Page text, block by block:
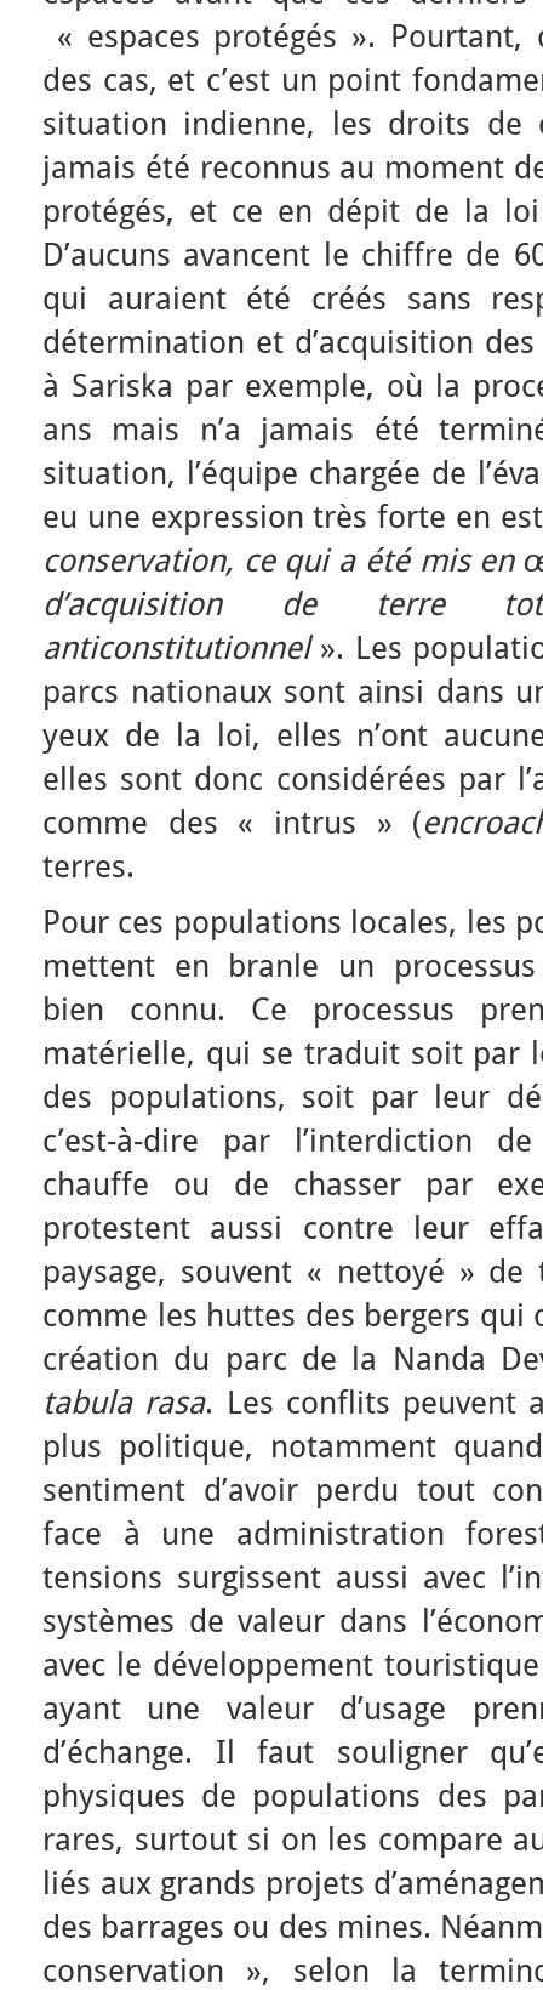
« espaces protégés ».
des cas, et c’est un point
situation indienne, les droits de
jamais été reconnus au moment
protégés, et ce en dépit de la
D’aucuns avancent le chiffre de
qui auraient été créés sans
détermination et d’acquisition
à Sariska par exemple, où la
ans mais n’a jamais été
situation, l’équipe chargée de
eu une expression très forte en
conservation, ce qui a été mis en
d’acquisition de terre
anticonstitutionnel». Les
parcs nationaux sont ainsi dans
yeux de la loi, elles n’ont
elles sont donc considérées par
comme des « intrus » (
terres.
Pour ces populations locales, les
mettent en branle un
bien connu. Ce processus
matérielle, qui se traduit soit par
des populations, soit par leur
c’est-à-dire par l’interdiction
chauffe ou de chasser par
protestent aussi contre leur
paysage, souvent « nettoyé » de
comme les huttes des bergers
création du parc de la Nanda
tabula rasa. Les conflits peuvent
plus politique, notamment
sentiment d’avoir perdu tout
face à une administration
tensions surgissent aussi avec
systèmes de valeur dans
avec le développement
ayant une valeur d’usage
d’échange. Il faut souligner
physiques de populations des
rares, surtout si on les compare
liés aux grands projets
des barrages ou des mines.
conservation », selon la